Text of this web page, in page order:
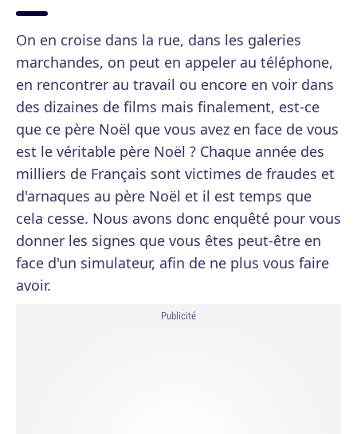
On en croise dans la rue, dans les galeries
marchandes, on peut en appeler au téléphone,
en rencontrer au travail ou encore en voir dans
des dizaines de films mais finalement, est-ce
que ce père Noël que vous avez en face de vous
est le véritable père Noël ? Chaque année des
milliers de Français sont victimes de fraudes et
d'arnaques au père Noël et il est temps que
cela cesse. Nous avons donc enquêté pour vous
donner les signes que vous êtes peut-être en
face d'un simulateur, afin de ne plus vous faire
avoir.
Publicité